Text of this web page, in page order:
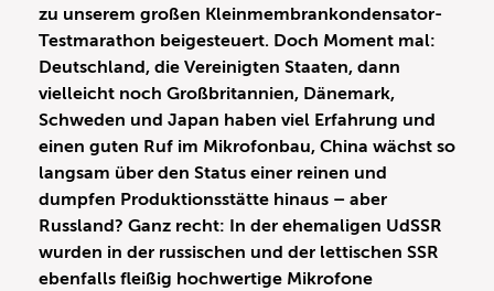
zu unserem großen Kleinmembrankondensator-
Testmarathon beigesteuert. Doch Moment mal:
Deutschland, die Vereinigten Staaten, dann
vielleicht noch Großbritannien, Dänemark,
Schweden und Japan haben viel Erfahrung und
einen guten Ruf im Mikrofonbau, China wächst so
langsam über den Status einer reinen und
dumpfen Produktionsstätte hinaus – aber
Russland? Ganz recht: In der ehemaligen UdSSR
wurden in der russischen und der lettischen SSR
ebenfalls fleißig hochwertige Mikrofone